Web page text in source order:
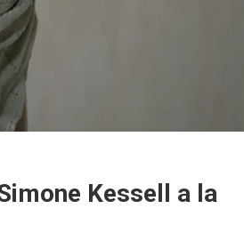
Kessell a la